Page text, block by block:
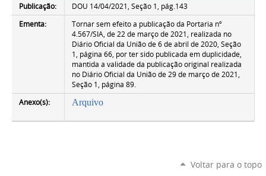
Publicação:
DOU 14/04/2021, Seção 1, pág.143
Ementa:
Tornar sem efeito a publicação da Portaria nº
4.567/SIA, de 22 de março de 2021, realizada no
Diário Oficial da União de 6 de abril de 2020, Seção
1, página 66, por ter sido publicada em duplicidade,
mantida a validade da publicação original realizada
no Diário Oficial da União de 29 de março de 2021,
Seção 1, página 89.
Anexo(s):
Arquivo
Voltar para o topo